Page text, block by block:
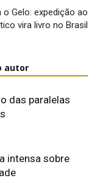
o Gelo: expedição ao
vira livro no Brasil
autor
das paralelas
intensa sobre